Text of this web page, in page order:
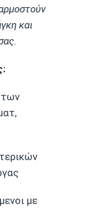
και
των
με